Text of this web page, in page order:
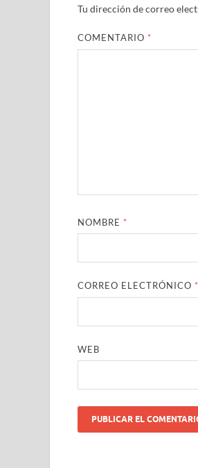
Tu dirección de correo
COMENTARIO *
NOMBRE *
CORREO ELECTRÓNICO *
WEB